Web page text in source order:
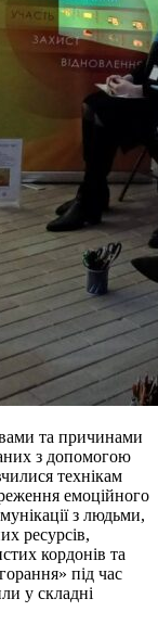
та причинами
з допомогою
технікам
емоційного
з людьми,
ресурсів,
кордонів та
під час
у складні